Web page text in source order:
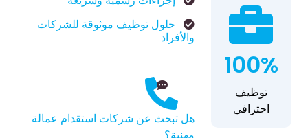
100%
توظيف
احترافي
حلول توظيف موثوقة للشركات
والأفراد
هل تبحث عن شركات استقدام عمالة
مهنية؟